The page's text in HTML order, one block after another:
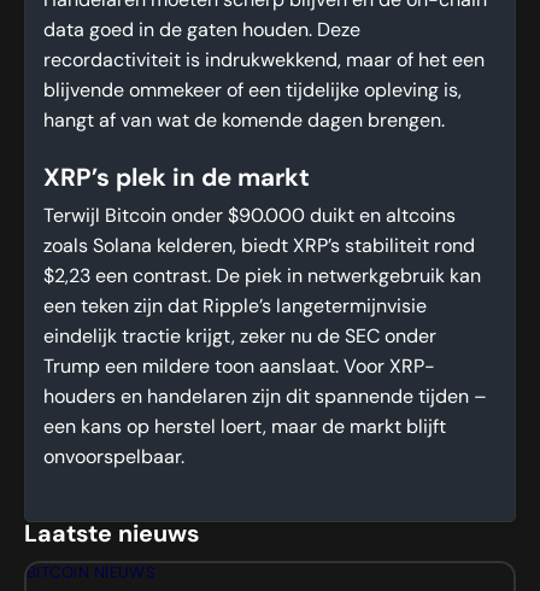
data goed in de gaten houden. Deze
recordactiviteit is indrukwekkend, maar of het een
blijvende ommekeer of een tijdelijke opleving is,
hangt af van wat de komende dagen brengen.
XRP’s plek in de markt
Terwijl Bitcoin onder $90.000 duikt en altcoins
zoals Solana kelderen, biedt XRP’s stabiliteit rond
$2,23 een contrast. De piek in netwerkgebruik kan
een teken zijn dat Ripple’s langetermijnvisie
eindelijk tractie krijgt, zeker nu de SEC onder
Trump een mildere toon aanslaat. Voor XRP-
houders en handelaren zijn dit spannende tijden –
een kans op herstel loert, maar de markt blijft
onvoorspelbaar.
Laatste nieuws
BITCOIN NIEUWS